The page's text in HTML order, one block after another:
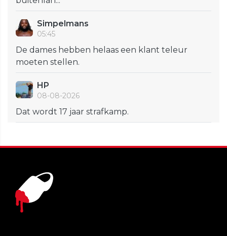
Simpelmans
05:45
De dames hebben helaas een klant teleur
moeten stellen.
HP
08-08-2026
Dat wordt 17 jaar strafkamp.